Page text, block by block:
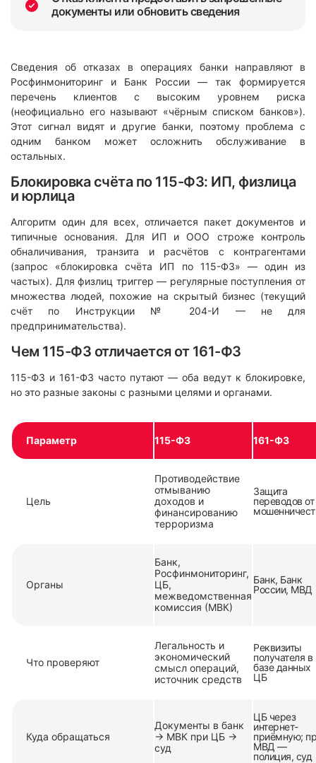
документы или обновить сведения
Сведения об отказах в операциях банки направляют в
Росфинмониторинг и Банк России — так формируется
перечень клиентов с высоким уровнем риска
(неофициально его называют «чёрным списком банков»).
Этот сигнал видят и другие банки, поэтому проблема с
одним банком может осложнить обслуживание в
остальных.
Блокировка счёта по 115-ФЗ: ИП, физлица
и юрлица
Алгоритм один для всех, отличается пакет документов и
типичные основания. Для ИП и ООО строже контроль
обналичивания, транзита и расчётов с контрагентами
(запрос «блокировка счёта ИП по 115-ФЗ» — один из
частых). Для физлиц триггер — регулярные поступления от
множества людей, похожие на скрытый бизнес (текущий
счёт по Инструкции № 204-И — не для
предпринимательства).
Чем 115-ФЗ отличается от 161-ФЗ
115-ФЗ и 161-ФЗ часто путают — оба ведут к блокировке,
но это разные законы с разными целями и органами.
Параметр 115-ФЗ 161-ФЗ
Цель
Противодействие
отмыванию
доходов и
финансированию
терроризма
Защита
переводов от
Органы
Банк,
Росфинмониторинг,
ЦБ,
межведомственная
комиссия (МВК)
Банк, Банк
России, МВД
Что проверяют
Легальность и
экономический
смысл операций,
источник средств
Реквизиты
получателя в
базе данных
ЦБ
Куда обращаться
Документы в банк
→ МВК при ЦБ →
суд
ЦБ через
интернет-
приёмную;
МВД —
полиция, суд